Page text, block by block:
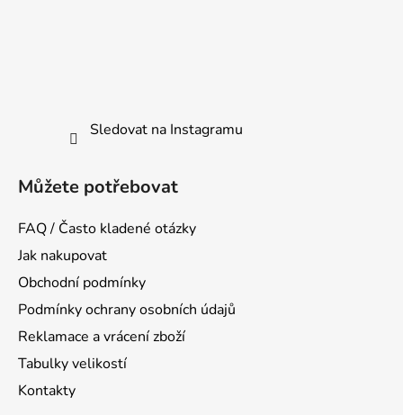
Sledovat na Instagramu
Můžete potřebovat
FAQ / Často kladené otázky
Jak nakupovat
Obchodní podmínky
Podmínky ochrany osobních údajů
Reklamace a vrácení zboží
Tabulky velikostí
Kontakty